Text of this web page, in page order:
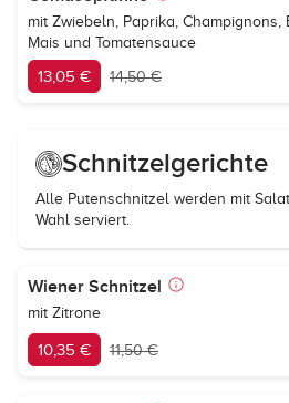
mit Zwiebeln, Paprika, Champignons,
Mais und Tomatensauce
13,05 € 14,50 €
Schnitzelgerichte
Alle Putenschnitzel werden mit
Wahl serviert.
Wiener Schnitzel
mit Zitrone
10,35 € 11,50 €